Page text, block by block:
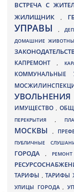
ВСТРЕЧА С
ЖИЛИЩНИК
,
УПРАВЫ,
ДОМАШНИЕ
КАПРЕМОНТ ,
КОММУНАЛЬНЫЕ
ИМУЩЕСТВО ,
ПЕРЕКРЫТИЯ ,
МОСКВЫ
,
ПУБЛИЧНЫЕ
ГОРОДА
, РЕМОНТ
ТАРИФЫ , ТАРИФЫ
УЛИЦЫ ГОРОДА ,